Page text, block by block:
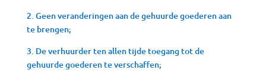
2. Geen veranderingen aan de gehuurde goederen aan
te brengen;
3. De verhuurder ten allen tijde toegang tot de
gehuurde goederen te verschaffen;